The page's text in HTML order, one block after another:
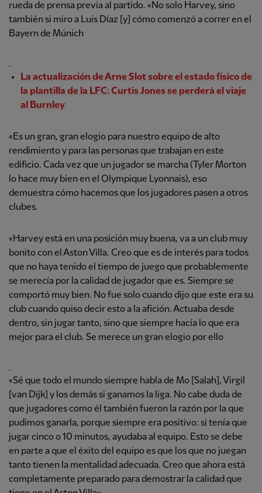
rueda de prensa previa al partido. «No solo Harvey, sino
también si miro a Luis Díaz [y] cómo comenzó a correr en el
Bayern de Múnich
.
La actualización de Arne Slot sobre el estado físico de
la plantilla de la LFC: Curtis Jones se perderá el viaje
al Burnley
«Es un gran, gran elogio para nuestro equipo de alto
rendimiento y para las personas que trabajan en este
edificio. Cada vez que un jugador se marcha (Tyler Morton
lo hace muy bien en el Olympique Lyonnais), eso
demuestra cómo hacemos que los jugadores pasen a otros
clubes.
«Harvey está en una posición muy buena, va a un club muy
bonito con el Aston Villa. Creo que es de interés para todos
que no haya tenido el tiempo de juego que probablemente
se merecía por la calidad de jugador que es. Siempre se
comportó muy bien. No fue solo cuando dijo que este era su
club cuando quiso decir esto a la afición. Actuaba desde
dentro, sin jugar tanto, sino que siempre hacía lo que era
mejor para el club. Se merece un gran elogio por ello
.
«Sé que todo el mundo siempre habla de Mo [Salah], Virgil
[van Dijk] y los demás si ganamos la liga. No cabe duda de
que jugadores como él también fueron la razón por la que
pudimos ganarla, porque siempre era positivo: si tenía que
jugar cinco o 10 minutos, ayudaba al equipo. Esto se debe
en parte a que el éxito del equipo es que los que no juegan
tanto tienen la mentalidad adecuada. Creo que ahora está
completamente preparado para demostrar la calidad que